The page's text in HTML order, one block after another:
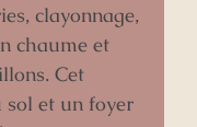
clayonnage,
chaume et
Cet
et un foyer